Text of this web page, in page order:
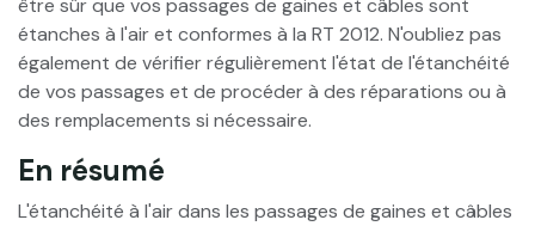
être sûr que vos passages de gaines et câbles sont
étanches à l'air et conformes à la RT 2012. N'oubliez pas
également de vérifier régulièrement l'état de l'étanchéité
de vos passages et de procéder à des réparations ou à
des remplacements si nécessaire.
En résumé
L'étanchéité à l'air dans les passages de gaines et câbles